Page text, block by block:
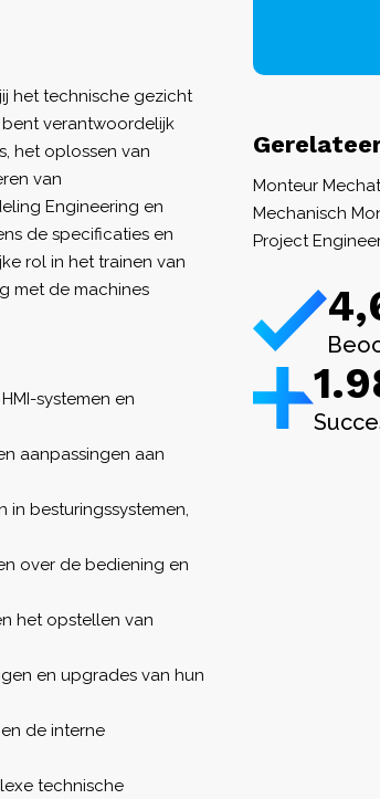
het technische gezicht
verantwoordelijk
het oplossen van
van
Engineering en
de specificaties en
rol in het trainen van
met de machines
systemen en
aanpassingen aan
in besturingssystemen,
over de bediening en
het opstellen van
en upgrades van hun
de interne
technische
Monteur
Mechanisch
Project